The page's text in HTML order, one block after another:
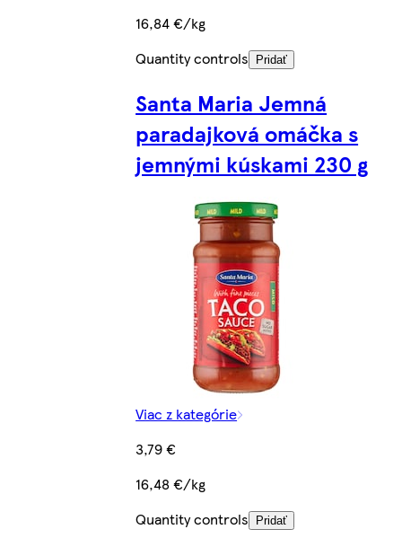
16,84 €/kg
Quantity controls
Pridať
Santa Maria Jemná
paradajková omáčka s
jemnými kúskami 230 g
Viac z kategórie
3,79 €
16,48 €/kg
Quantity controls
Pridať